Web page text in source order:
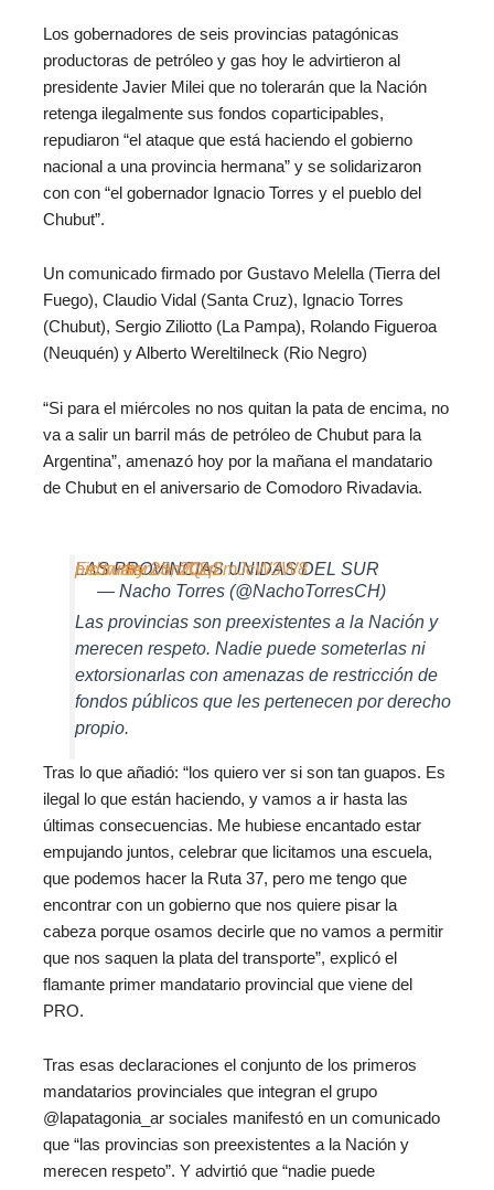
Los gobernadores de seis provincias patagónicas
productoras de petróleo y gas hoy le advirtieron al
presidente Javier Milei que no tolerarán que la Nación
retenga ilegalmente sus fondos coparticipables,
repudiaron “el ataque que está haciendo el gobierno
nacional a una provincia hermana” y se solidarizaron
con con “el gobernador Ignacio Torres y el pueblo del
Chubut”.
Un comunicado firmado por Gustavo Melella (Tierra del
Fuego), Claudio Vidal (Santa Cruz), Ignacio Torres
(Chubut), Sergio Ziliotto (La Pampa), Rolando Figueroa
(Neuquén) y Alberto Wereltilneck (Rio Negro)
“Si para el miércoles no nos quitan la pata de encima, no
va a salir un barril más de petróleo de Chubut para la
Argentina”, amenazó hoy por la mañana el mandatario
de Chubut en el aniversario de Comodoro Rivadavia.
LAS PROVINCIAS UNIDAS DEL SUR
Las provincias son preexistentes a la Nación y
merecen respeto. Nadie puede someterlas ni
extorsionarlas con amenazas de restricción de
fondos públicos que les pertenecen por derecho
propio.
En febrero el gobierno nacional nos retuvo
ilegalmente…
pic.twitter.com/Qq2mJcW3W8
— Nacho Torres (@NachoTorresCH)
February 23, 2024
Tras lo que añadió: “los quiero ver si son tan guapos. Es
ilegal lo que están haciendo, y vamos a ir hasta las
últimas consecuencias. Me hubiese encantado estar
empujando juntos, celebrar que licitamos una escuela,
que podemos hacer la Ruta 37, pero me tengo que
encontrar con un gobierno que nos quiere pisar la
cabeza porque osamos decirle que no vamos a permitir
que nos saquen la plata del transporte”, explicó el
flamante primer mandatario provincial que viene del
PRO.
Tras esas declaraciones el conjunto de los primeros
mandatarios provinciales que integran el grupo
@lapatagonia_ar sociales manifestó en un comunicado
que “las provincias son preexistentes a la Nación y
merecen respeto”. Y advirtió que “nadie puede